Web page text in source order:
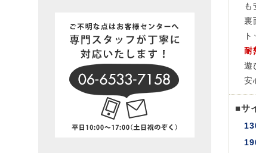
BIG
在庫
も
裏
ト
耐
遊
安
■サ